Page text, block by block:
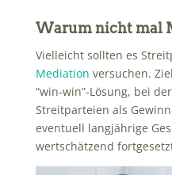
Warum nicht mal
Vielleicht sollten es
Mediation versuchen.
“win-win”-Lösung, bei
Streitparteien als
eventuell langjährige
wertschätzend